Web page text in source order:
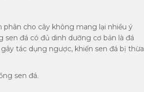
cho cây không mang lại nhiều ý
đá có đủ dinh dưỡng cơ bản là đá
tác dụng ngược, khiến sen đá bị thừa
sen đá.